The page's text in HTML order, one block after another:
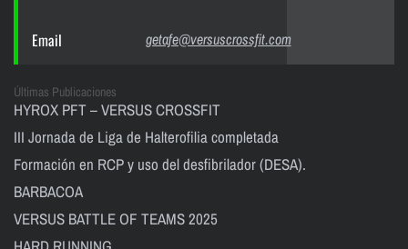
Email getafe@versuscrossfit.com
Últimas Publicaciones
HYROX PFT – VERSUS CROSSFIT
III Jornada de Liga de Halterofilia completada
Formación en RCP y uso del desfibrilador (DESA).
BARBACOA
VERSUS BATTLE OF TEAMS 2025